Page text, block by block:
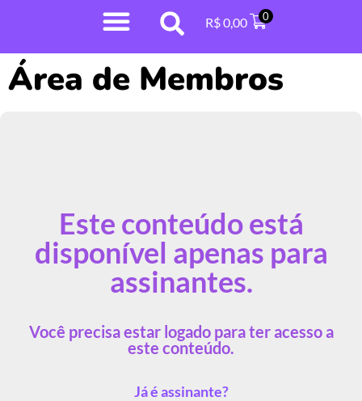
R$0,00 0
Área de Membros
Este conteúdo está
disponível apenas para
assinantes.
Você precisa estar logado para ter acesso a
este conteúdo.
Já é assinante?